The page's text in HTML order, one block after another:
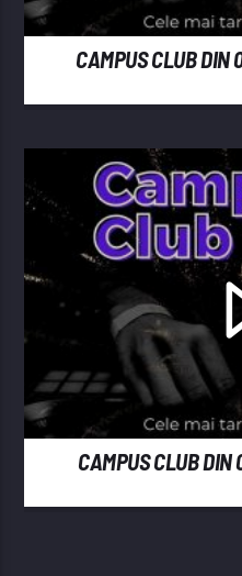
CAMPUS CLUB DIN
CAMPUS CLUB DIN